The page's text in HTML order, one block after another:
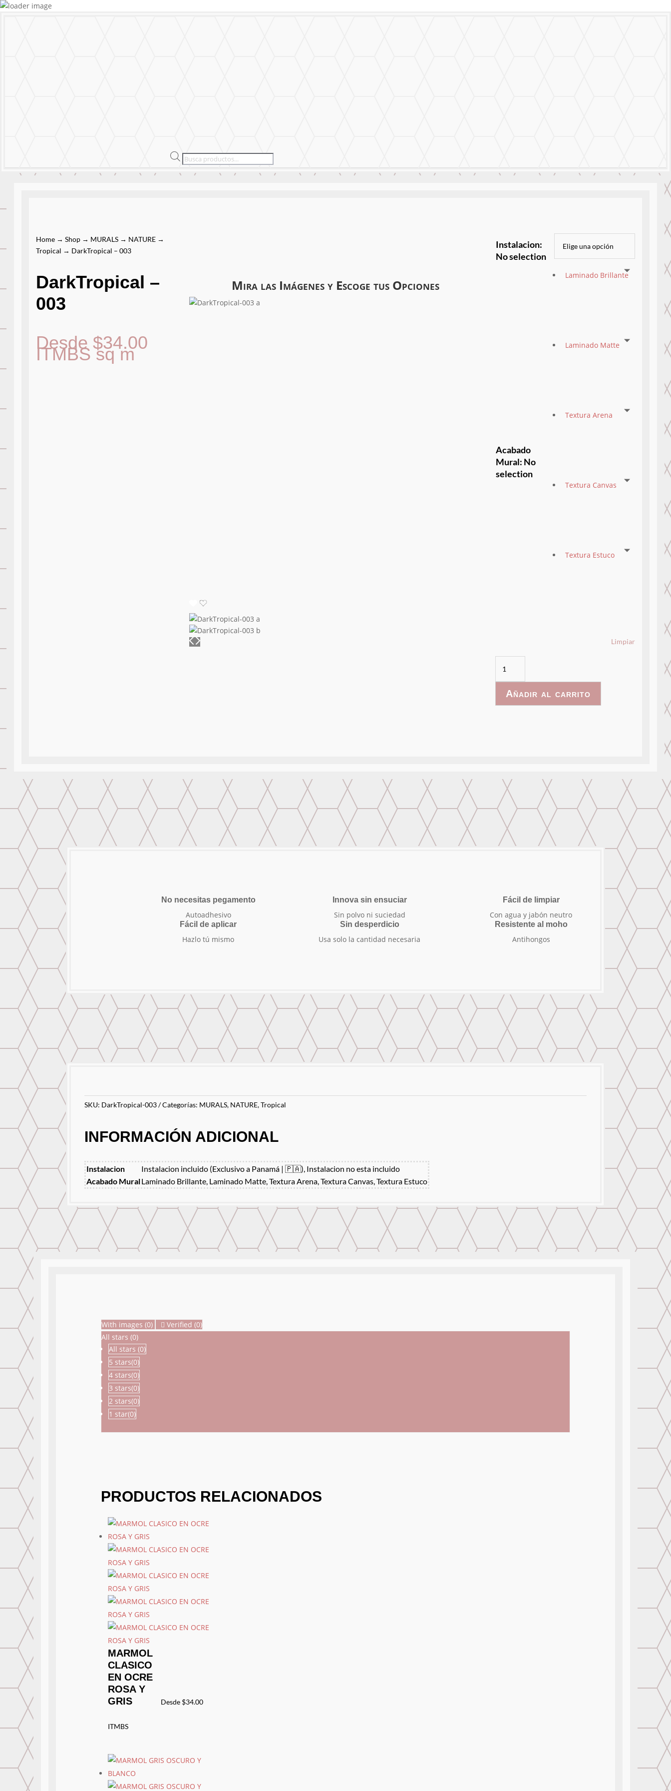
Products
search
Home→ Shop→ MURALS→ NATURE→
Tropical → DarkTropical – 003
DarkTropical –
003
Desde $34.00
ITMBSsq m
Mira las Imágenes y Escoge tus Opciones
Instalacion:
No selection
Acabado
Mural: No
selection
Laminado Brillante
Laminado Matte
Textura Arena
Textura Canvas
Textura Estuco
Limpiar
003
cantidad
Añadir al carrito
No necesitas pegamento
Autoadhesivo
Fácil de aplicar
Hazlo tú mismo
Innova sin ensuciar
Sin polvo ni suciedad
Sin desperdicio
Usa solo la cantidad necesaria
Fácil de limpiar
Con agua y jabón neutro
Resistente al moho
Antihongos
SKU: DarkTropical-003 Categorías: MURALS, NATURE,Tropical
INFORMACIÓN ADICIONAL
Instalacion
Instalacion incluido (Exclusivo a Panamá | 🇵🇦), Instalacion no esta incluido
Acabado MuralLaminado Brillante, Laminado Matte, Textura Arena, Textura Canvas, Textura Estuco
With images (0) Verified (0)
All stars (0)
All stars (0)
5 stars(0)
4 stars(0)
3 stars(0)
2 stars(0)
1 star(0)
PRODUCTOS RELACIONADOS
MARMOL
CLASICO
EN OCRE
ROSA Y
GRIS
Desde $34.00
ITMBS